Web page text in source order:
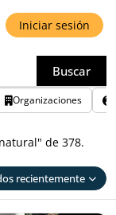
Iniciar sesión
Buscar
Organizaciones
de 378.
Provincia
recientemente